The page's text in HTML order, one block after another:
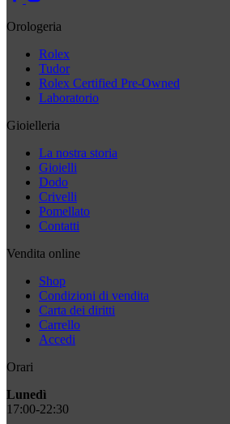
Orologeria
Rolex
Tudor
Rolex Certified Pre-Owned
Laboratorio
Gioielleria
La nostra storia
Gioielli
Dodo
Crivelli
Pomellato
Contatti
Vendita online
Shop
Condizioni di vendita
Carta dei diritti
Carrello
Accedi
Orari
Lunedì
17:00-22:30